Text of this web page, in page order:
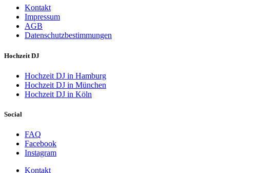
Kontakt
Impressum
AGB
Datenschutzbestimmungen
Hochzeit DJ
Hochzeit DJ in Hamburg
Hochzeit DJ in München
Hochzeit DJ in Köln
Social
FAQ
Facebook
Instagram
Kontakt